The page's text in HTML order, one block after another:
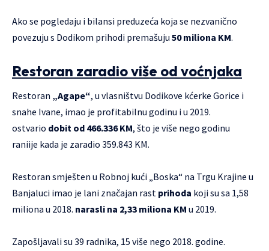
Ako se pogledaju i bilansi preduzeća koja se nezvanično
povezuju s Dodikom prihodi premašuju 50 miliona KM.
Restoran zaradio više od voćnjaka
Restoran „Agape“, u vlasništvu Dodikove kćerke Gorice i
snahe Ivane, imao je profitabilnu godinu i u 2019.
ostvario dobit od 466.336 KM, što je više nego godinu
raniije kada je zaradio 359.843 KM.
Restoran smješten u Robnoj kući „Boska“ na Trgu Krajine u
Banjaluci imao je lani značajan rast prihoda koji su sa 1,58
miliona u 2018. narasli na 2,33 miliona KM u 2019.
Zapošljavali su 39 radnika, 15 više nego 2018. godine.